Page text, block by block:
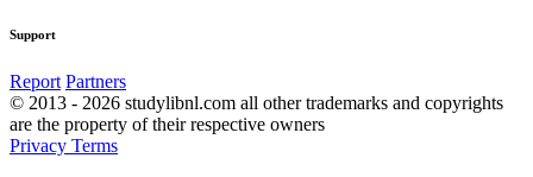
Support
Report Partners
© 2013 - 2026 studylibnl.com all other trademarks and copyrights
are the property of their respective owners
Privacy Terms